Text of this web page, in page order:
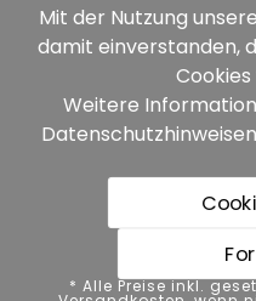
Unsere Partner:
* Alle Preise inkl. gesetzl.
Versandkosten, wenn
Mit der Nutzung
damit einverstanden,
Weitere
Datenschutzhinweisen
* Alle Preise inkl.